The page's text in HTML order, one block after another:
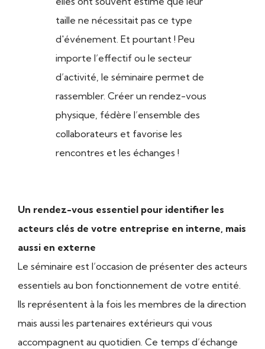
taille ne nécessitait pas ce type
d'événement. Et pourtant ! Peu
importe l’effectif ou le secteur
d’activité, le séminaire permet de
rassembler. Créer un rendez-vous
physique, fédère l’ensemble des
collaborateurs et favorise les
rencontres et les échanges !
Un rendez-vous essentiel pour identifier les
acteurs clés de votre entreprise en interne, mais
aussi en externe
Le séminaire est l’occasion de présenter des acteurs
essentiels au bon fonctionnement de votre entité.
Ils représentent à la fois les membres de la direction
mais aussi les partenaires extérieurs qui vous
accompagnent au quotidien. Ce temps d’échange